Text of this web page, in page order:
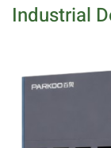
Industrial